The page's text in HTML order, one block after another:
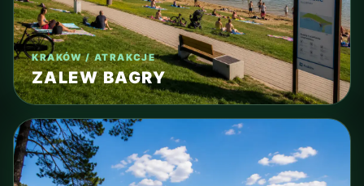
KRAKÓW / ATRAKCJE
ZALEW BAGRY